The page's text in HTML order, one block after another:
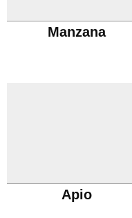
Manzana
Apio